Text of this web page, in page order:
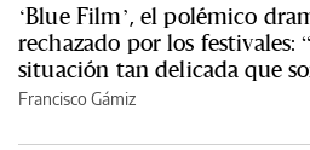
‘Blue Film’, el polémico
rechazado por los festivales:
situación tan delicada que
Francisco Gámiz